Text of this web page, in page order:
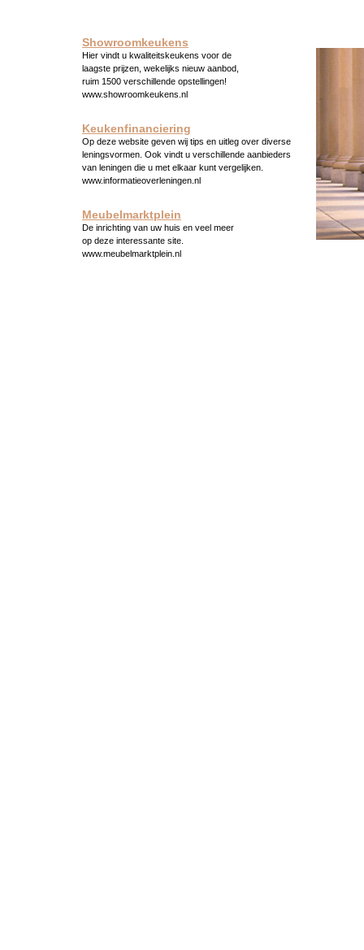
Showroomkeukens
Hier vindt u kwaliteitskeukens voor de
laagste prijzen, wekelijks nieuw aanbod,
ruim 1500 verschillende opstellingen!
www.showroomkeukens.nl
Keukenfinanciering
Op deze website geven wij tips en uitleg over diverse
leningsvormen. Ook vindt u verschillende aanbieders
van leningen die u met elkaar kunt vergelijken.
www.informatieoverleningen.nl
Meubelmarktplein
De inrichting van uw huis en veel meer
op deze interessante site.
www.meubelmarktplein.nl